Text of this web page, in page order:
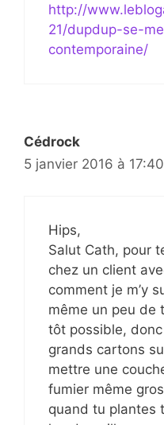
http://
21/dupdup-se-
contemporaine/
Cédrock
5 janvier 2016 à 17:40
Hips,
Salut Cath, pour
chez un client
comment je m’y
même un peu de
tôt possible,
grands cartons
mettre une
fumier même
quand tu plantes